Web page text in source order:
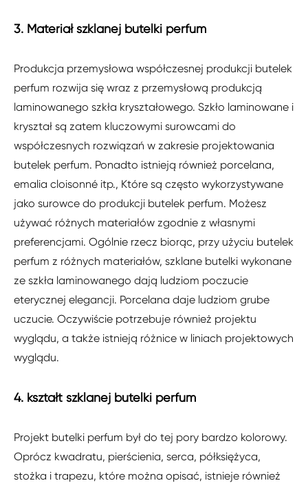
3. Materiał szklanej butelki perfum
Produkcja przemysłowa współczesnej produkcji butelek
perfum rozwija się wraz z przemysłową produkcją
laminowanego szkła kryształowego. Szkło laminowane i
kryształ są zatem kluczowymi surowcami do
współczesnych rozwiązań w zakresie projektowania
butelek perfum. Ponadto istnieją również porcelana,
emalia cloisonné itp., Które są często wykorzystywane
jako surowce do produkcji butelek perfum. Możesz
używać różnych materiałów zgodnie z własnymi
preferencjami. Ogólnie rzecz biorąc, przy użyciu butelek
perfum z różnych materiałów, szklane butelki wykonane
ze szkła laminowanego dają ludziom poczucie
eterycznej elegancji. Porcelana daje ludziom grube
uczucie. Oczywiście potrzebuje również projektu
wyglądu, a także istnieją różnice w liniach projektowych
wyglądu.
4. kształt szklanej butelki perfum
Projekt butelki perfum był do tej pory bardzo kolorowy.
Oprócz kwadratu, pierścienia, serca, półksiężyca,
stożka i trapezu, które można opisać, istnieje również